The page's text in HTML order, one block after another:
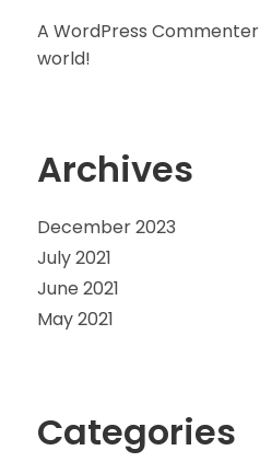
A WordPress Commenter
world!
Archives
December 2023
July 2021
June 2021
May 2021
Categories